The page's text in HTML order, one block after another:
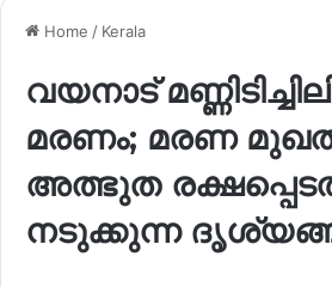
Home / Kerala
വയനാട്
മരണം; മരണ
അത്ഭുത
നടുക്കുന്ന